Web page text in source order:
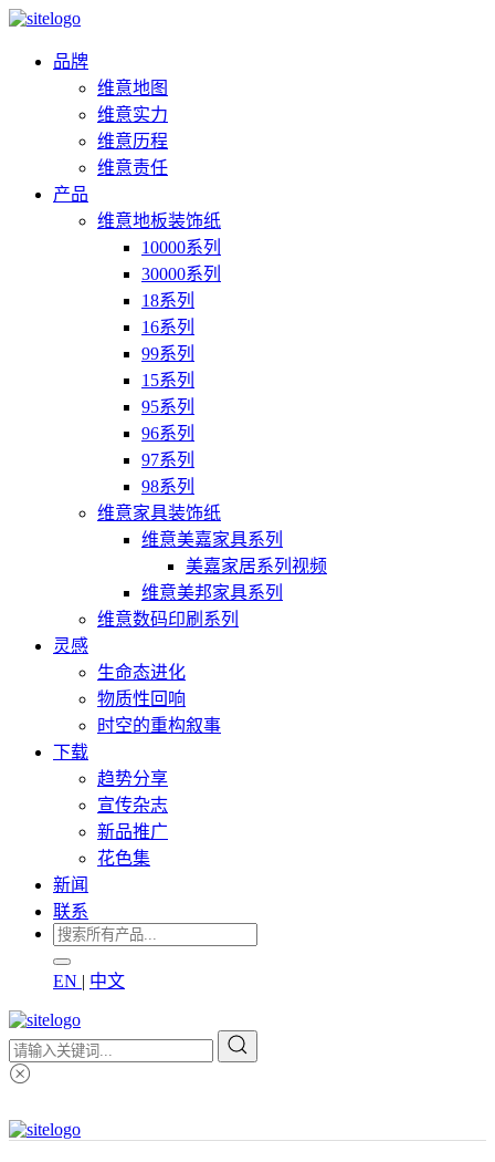
品牌
维意地图
维意实力
维意历程
维意责任
产品
维意地板装饰纸
10000系列
30000系列
18系列
16系列
99系列
15系列
95系列
96系列
97系列
98系列
维意家具装饰纸
维意美嘉家具系列
美嘉家居系列视频
维意美邦家具系列
维意数码印刷系列
灵感
生命态进化
物质性回响
时空的重构叙事
下载
趋势分享
宣传杂志
新品推广
花色集
新闻
联系
EN | 中文